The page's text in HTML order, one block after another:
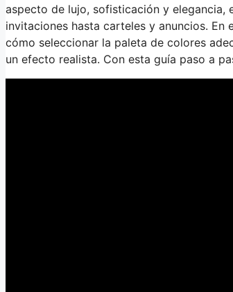
aspecto de lujo, sofisticación y elegancia,
invitaciones hasta carteles y anuncios.
cómo seleccionar la paleta de colores
un efecto realista. Con esta guía paso a